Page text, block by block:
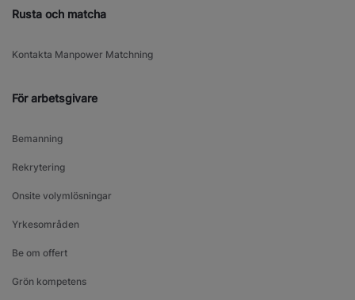
Rusta och matcha
Kontakta Manpower Matchning
För arbetsgivare
Bemanning
Rekrytering
Onsite volymlösningar
Yrkesområden
Be om offert
Grön kompetens